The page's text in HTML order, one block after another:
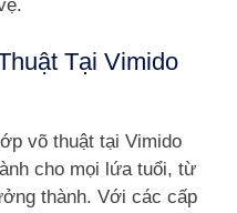
Tại Vimido
võ thuật tại Vimido
cho mọi lứa tuổi, từ
thành. Với các cấp